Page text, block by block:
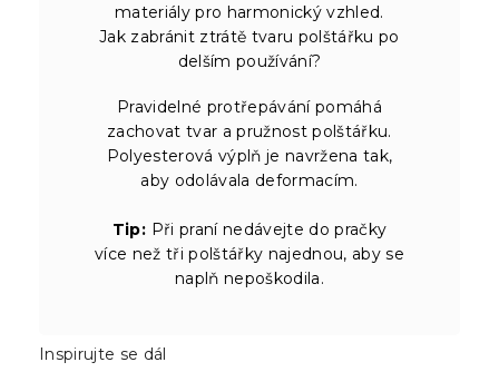
materiály pro harmonický vzhled.
Jak zabránit ztrátě tvaru polštářku po
delším používání?
Pravidelné protřepávání pomáhá
zachovat tvar a pružnost polštářku.
Polyesterová výplň je navržena tak,
aby odolávala deformacím.
Tip: Při praní nedávejte do pračky
více než tři polštářky najednou, aby se
naplň nepoškodila.
Inspirujte se dál